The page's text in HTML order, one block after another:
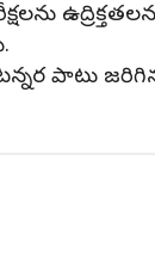
పాటు